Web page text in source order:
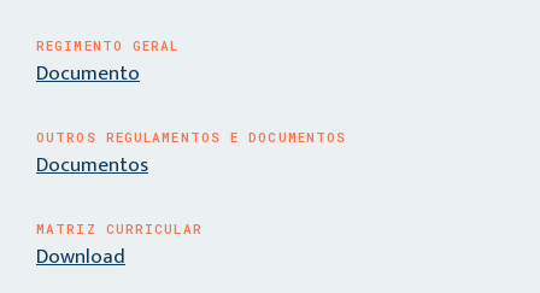
REGIMENTO GERAL
Documento
OUTROS REGULAMENTOS E DOCUMENTOS
Documentos
MATRIZ CURRICULAR
Download